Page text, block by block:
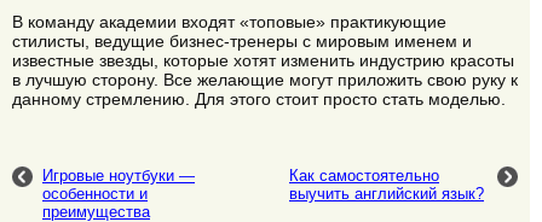
В команду академии входят «топовые» практикующие
стилисты, ведущие бизнес-тренеры с мировым именем и
известные звезды, которые хотят изменить индустрию красоты
в лучшую сторону. Все желающие могут приложить свою руку к
данному стремлению. Для этого стоит просто стать моделью.
Игровые ноутбуки —
особенности и
преимущества
Как самостоятельно
выучить английский язык?